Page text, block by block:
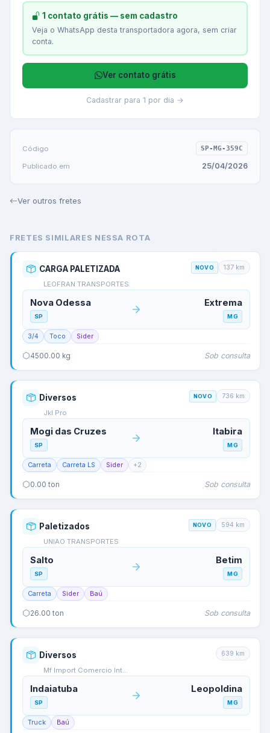
1 contato grátis — sem cadastro
Veja o WhatsApp desta transportadora agora, sem criar
conta.
Ver contato grátis
Cadastrar para 1 por dia →
Código SP-MG-359C
Publicado em 25/04/2026
Ver outros fretes
FRETES SIMILARES NESSA ROTA
CARGA PALETIZADA
LEOFRAN TRANSPORTES
NOVO 137 km
Nova Odessa
SP
Extrema
MG
3/4 Toco Sider
4500.00 kg Sob consulta
Diversos
Jkl Pro
NOVO 736 km
Mogi das Cruzes
SP
Itabira
MG
Carreta Carreta LS Sider +2
0.00 ton Sob consulta
Paletizados
UNIAO TRANSPORTES
NOVO 594 km
Salto
SP
Betim
MG
Carreta Sider Baú
26.00 ton Sob consulta
Diversos
Mf Import Comercio Int…
639 km
Indaiatuba
SP
Leopoldina
MG
Truck Baú